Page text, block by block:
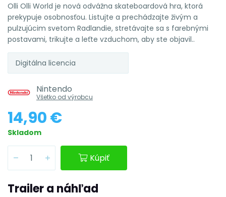
Olli Olli World je nová odvážna skateboardová hra, ktorá
prekypuje osobnosťou. Listujte a prechádzajte živým a
pulzujúcim svetom Radlandie, stretávajte sa s farebnými
postavami, trikujte a leťte vzduchom, aby ste objavil..
Digitálna licencia
Nintendo
Všetko od výrobcu
14,90 €
Skladom
Kúpiť
Trailer a náhľad